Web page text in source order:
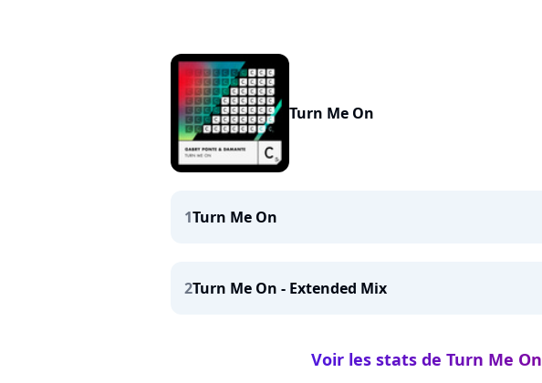
Turn Me On
1Turn Me On
2Turn Me On - Extended Mix
Voir les stats de Turn Me On